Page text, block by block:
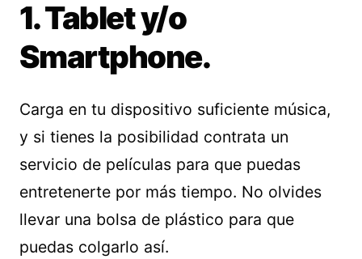
1. Tablet y/o
Smartphone.
Carga en tu dispositivo suficiente música,
y si tienes la posibilidad contrata un
servicio de películas para que puedas
entretenerte por más tiempo. No olvides
llevar una bolsa de plástico para que
puedas colgarlo así.